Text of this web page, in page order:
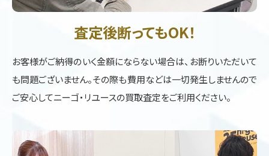
査定後断ってもOK！
お客様がご納得のいく金額にならない場合は、お断りいただいて
も問題ございません。その際も費用などは一切発生しませんので
ご安心してニーゴ・リユースの買取査定をご利用ください。